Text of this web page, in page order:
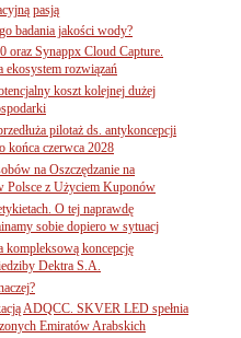
pasją
badania jakości wody?
oraz Synappx Cloud Capture.
ekosystem rozwiązań
koszt kolejnej dużej
pilotaż ds. antykoncepcji
końca czerwca 2028
na Oszczędzanie na
Polsce z Użyciem Kuponów
O tej naprawdę
sobie dopiero w sytuacj
kompleksową koncepcję
Dektra S.A.
ADQCC. SKVER LED spełnia
Emiratów Arabskich